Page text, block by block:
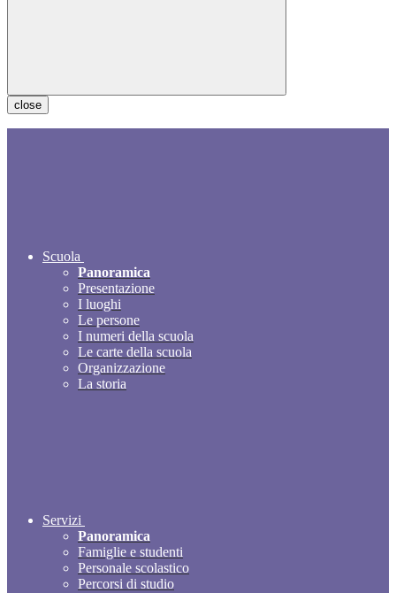
close
Scuola
Panoramica
Presentazione
I luoghi
Le persone
I numeri della scuola
Le carte della scuola
Organizzazione
La storia
Servizi
Panoramica
Famiglie e studenti
Personale scolastico
Percorsi di studio